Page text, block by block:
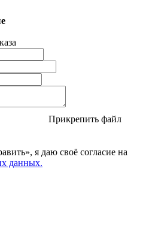
Прикрепить файл
я даю своё согласие на
данных.